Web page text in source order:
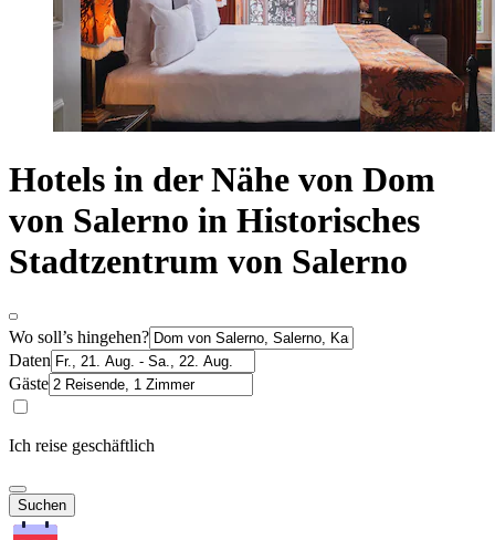
Hotels in der Nähe von Dom
von Salerno in Historisches
Stadtzentrum von Salerno
Wo soll’s hingehen?
Daten
Gäste
Ich reise geschäftlich
Suchen